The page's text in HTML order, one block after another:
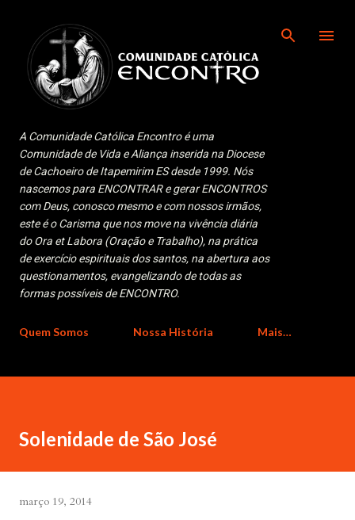
A Comunidade Católica Encontro é uma
Comunidade de Vida e Aliança inserida na Diocese
de Cachoeiro de Itapemirim ES desde 1999. Nós
nascemos para ENCONTRAR e gerar ENCONTROS
com Deus, conosco mesmo e com nossos irmãos,
este é o Carisma que nos move na vivência diária
do Ora et Labora (Oração e Trabalho), na prática
de exercício espirituais dos santos, na abertura aos
questionamentos, evangelizando de todas as
formas possíveis de ENCONTRO.
Quem Somos Nossa História Mais…
Solenidade de São José
março 19, 2014